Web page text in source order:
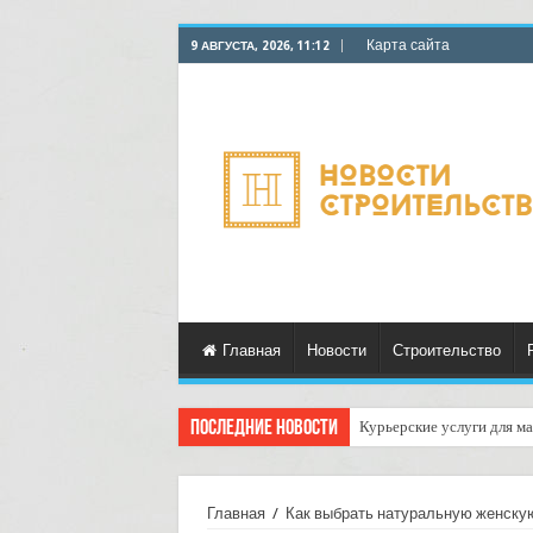
9 АВГУСТА, 2026, 11:12 Карта сайта
Главная Новости Строительство
Последние новости Курьерские услуги для
Главная / Как выбрать натуральную